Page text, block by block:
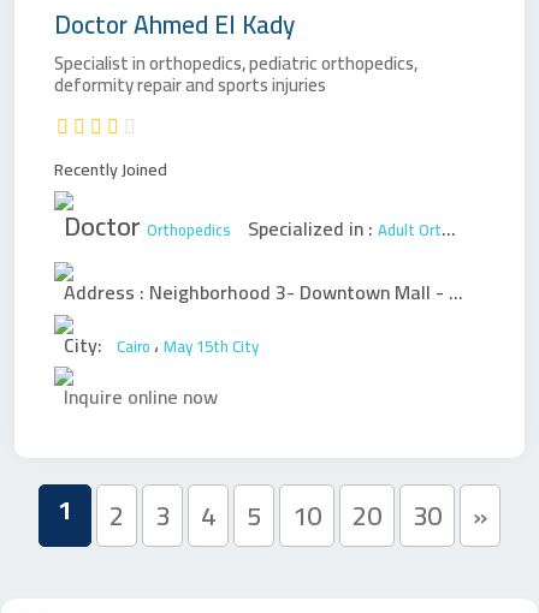
DoctorAhmed El Kady
Specialist in orthopedics, pediatric orthopedics,
deformity repair and sports injuries
Recently Joined
Doctor Orthopedics Specialized in : Adult Orthopedic Surgery
Address : Neighborhood 3- Downtown Mall - Tower "C", second floor, above Carrefour
City: Cairo، May 15th City
Inquire online now
1 2 3 4 5 10 20 30 »